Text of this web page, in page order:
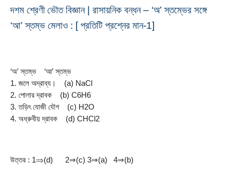
দশম শ্রেণী ভৌত বিজ্ঞান | রাসায়নিক বন্ধন – ‘অ’ স্তম্ভের সঙ্গে
‘আ’ স্তম্ভ মেলাও : [ প্রতিটি প্রশ্নের মান-1]
‘অ’ স্তম্ভ
‘আ’ স্তম্ভ
1. জলে অদ্রাব্য।
(a) NaCl
2. পােলার দ্রাবক
(b) C6H6
3. তড়িৎ যােজী যৌগ
(c) H2O
4. অধ্রুবীয় দ্রাবক
(d) CHCl2
উত্তর : 1⇒(d)      2⇒(c) 3⇒(a)   4⇒(b)